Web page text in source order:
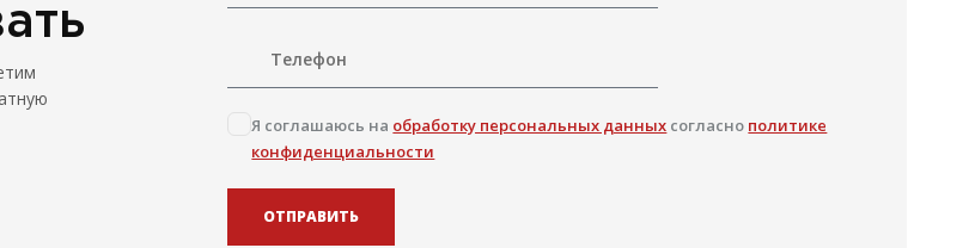
Я соглашаюсь на обработку персональных данных согласно политике
конфиденциальности
ОТПРАВИТЬ